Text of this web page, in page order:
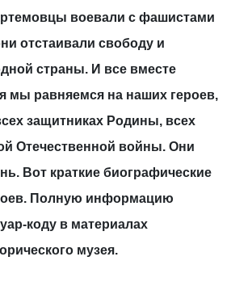
воевали с фашистами
отстаивали свободу и
страны. И все вместе
мы равняемся на наших героев,
защитниках Родины, всех
Отечественной войны. Они
Вот краткие биографические
Полную информацию
коду в материалах
музея.